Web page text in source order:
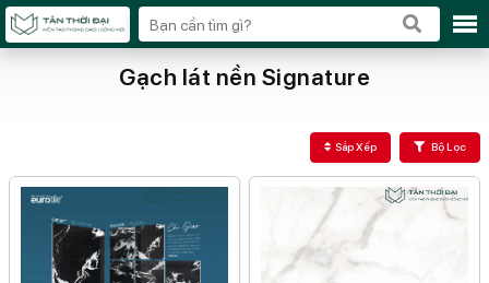
Gạch lát nền Signature
Sắp Xếp Bộ Lọc